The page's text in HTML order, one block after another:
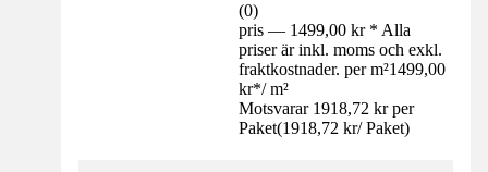
(0)
pris — 1499,00 kr * Alla
priser är inkl. moms och exkl.
fraktkostnader. per m²1499,00
kr*/ m²
Motsvarar 1918,72 kr per
Paket(1918,72 kr/ Paket)